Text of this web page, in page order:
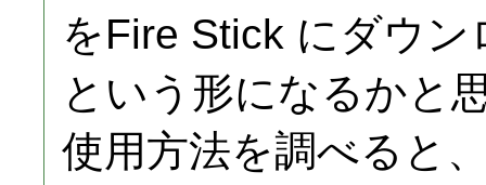
をFire Stick にダウン
という形になるかと
使用方法を調べると